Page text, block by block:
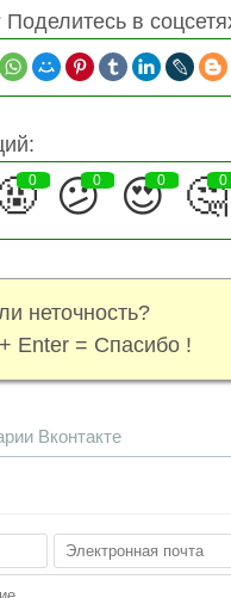
в
0 😕
0 😍
0 🤔
0
неточность?
Enter = Спасибо !
Вконтакте